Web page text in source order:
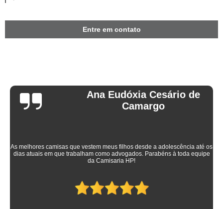
Entre em contato
Ana Eudóxia Cesário de
Camargo
As melhores camisas que vestem meus filhos desde a adolescência até os
dias atuais em que trabalham como advogados. Parabéns à toda equipe
da Camisaria HP!